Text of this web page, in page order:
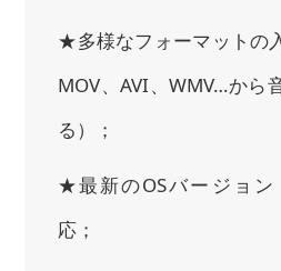
★多様なフォーマットの
MOV、AVI、WMV…から
る）；
★最新のOSバージョン
応；